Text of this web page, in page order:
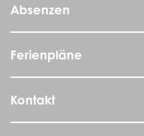
Absenzen
Ferienpläne
Kontakt